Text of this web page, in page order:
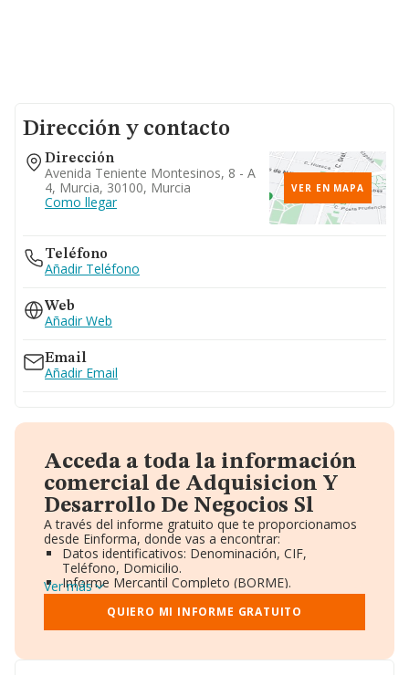
Dirección y contacto
Dirección
Avenida Teniente Montesinos, 8 - A
4, Murcia, 30100, Murcia
Como llegar
VER EN MAPA
Teléfono
Añadir Teléfono
Web
Añadir Web
Email
Añadir Email
Acceda a toda la información
comercial de Adquisicion Y
Desarrollo De Negocios Sl
A través del informe gratuito que te proporcionamos
desde Einforma, donde vas a encontrar:
Datos identificativos: Denominación, CIF,
Teléfono, Domicilio.
Informe Mercantil Completo (BORME).
Gráficos de Evolución Ventas y Empleados.
Consejo de Administración y Administradores.
Directivos y Ejecutivos.
Ver más
QUIERO MI INFORME GRATUITO